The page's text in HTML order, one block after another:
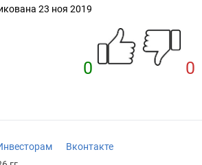
23 ноя 2019
0 0
Вконтакте